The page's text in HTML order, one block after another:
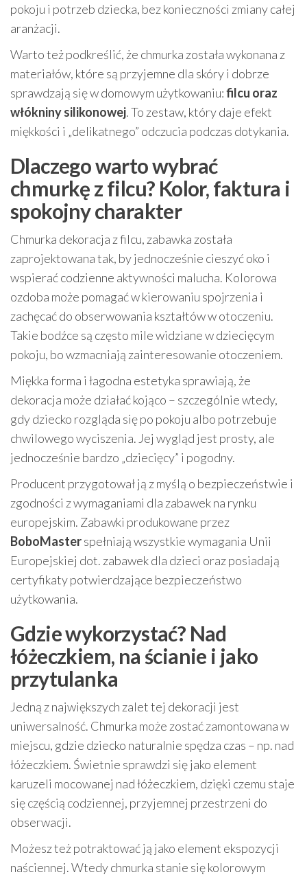
pokoju i potrzeb dziecka, bez konieczności zmiany całej
aranżacji.
Warto też podkreślić, że chmurka została wykonana z
materiałów, które są przyjemne dla skóry i dobrze
sprawdzają się w domowym użytkowaniu:filcu oraz
włókniny silikonowej. To zestaw, który daje efekt
miękkości i „delikatnego” odczucia podczas dotykania.
Dlaczego warto wybrać
chmurkę z filcu? Kolor, faktura i
spokojny charakter
Chmurka dekoracja z filcu, zabawka została
zaprojektowana tak, by jednocześnie cieszyć oko i
wspierać codzienne aktywności malucha. Kolorowa
ozdoba może pomagać w kierowaniu spojrzenia i
zachęcać do obserwowania kształtów w otoczeniu.
Takie bodźce są często mile widziane w dziecięcym
pokoju, bo wzmacniają zainteresowanie otoczeniem.
Miękka forma i łagodna estetyka sprawiają, że
dekoracja może działać kojąco – szczególnie wtedy,
gdy dziecko rozgląda się po pokoju albo potrzebuje
chwilowego wyciszenia. Jej wygląd jest prosty, ale
jednocześnie bardzo „dziecięcy” i pogodny.
Producent przygotował ją z myślą o bezpieczeństwie i
zgodności z wymaganiami dla zabawek na rynku
europejskim. Zabawki produkowane przez
BoboMasterspełniają wszystkie wymagania Unii
Europejskiej dot. zabawek dla dzieci oraz posiadają
certyfikaty potwierdzające bezpieczeństwo
użytkowania.
Gdzie wykorzystać? Nad
łóżeczkiem, na ścianie i jako
przytulanka
Jedną z największych zalet tej dekoracji jest
uniwersalność. Chmurka może zostać zamontowana w
miejscu, gdzie dziecko naturalnie spędza czas – np. nad
łóżeczkiem. Świetnie sprawdzi się jako element
karuzeli mocowanej nad łóżeczkiem, dzięki czemu staje
się częścią codziennej, przyjemnej przestrzeni do
obserwacji.
Możesz też potraktować ją jako element ekspozycji
naściennej. Wtedy chmurka stanie się kolorowym